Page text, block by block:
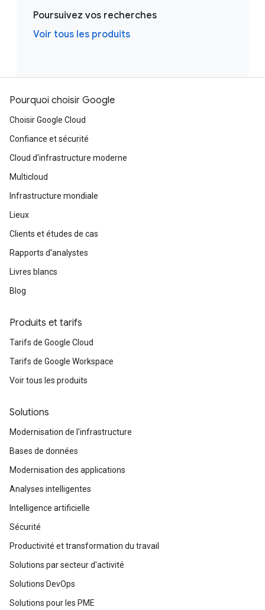
Poursuivez vos recherches
Voir tous les produits
Pourquoi choisir Google
Choisir Google Cloud
Confiance et sécurité
Cloud d'infrastructure moderne
Multicloud
Infrastructure mondiale
Lieux
Clients et études de cas
Rapports d'analystes
Livres blancs
Blog
Produits et tarifs
Tarifs de Google Cloud
Tarifs de Google Workspace
Voir tous les produits
Solutions
Modernisation de l'infrastructure
Bases de données
Modernisation des applications
Analyses intelligentes
Intelligence artificielle
Sécurité
Productivité et transformation du travail
Solutions par secteur d'activité
Solutions DevOps
Solutions pour les PME